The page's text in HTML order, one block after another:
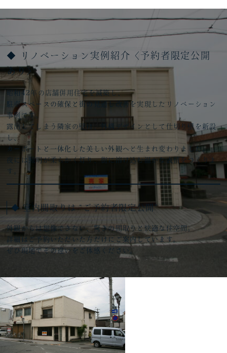
◆ リノベーション実例紹介〈予約者限定公開
あり〉
昭和42年の店舗併用住宅を減築し、
駐車スペースの確保と街の見通し改善を実現したリノベーション
事例です。
露出してしまう隣家の壁は、外構デザインとして仕切り壁を新設
し、
カーポートと一体化した美しい外観 へと生まれ変わりました。
夜には照明が柔らかく灯り、街に溶け込む温かな表情をつくりま
す。
◆ 室内間取りは “ご予約者限定公開”
外観からは想像できない、驚きの間取りと快適な住空間。
詳細はご予約いただいた方だけにご案内しています。
ぜひ現地でその違いをご体感ください。